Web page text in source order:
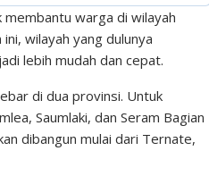
warga di wilayah
wilayah yang dulunya
lebih mudah dan cepat.
di dua provinsi. Untuk
Saumlaki, dan Seram Bagian
dibangun mulai dari Ternate,